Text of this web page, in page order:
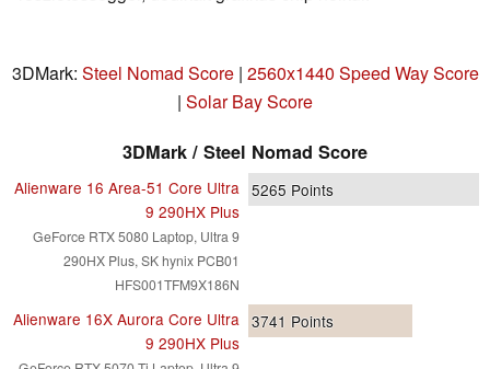
3DMark: Steel Nomad Score| 2560x1440 Speed Way Score
| Solar Bay Score
3DMark / Steel Nomad Score
Alienware 16 Area-51 Core Ultra
9 290HX Plus
GeForce RTX 5080 Laptop, Ultra 9
290HX Plus, SK hynix PCB01
HFS001TFM9X186N
5265 Points
Alienware 16X Aurora Core Ultra
9 290HX Plus
3741 Points